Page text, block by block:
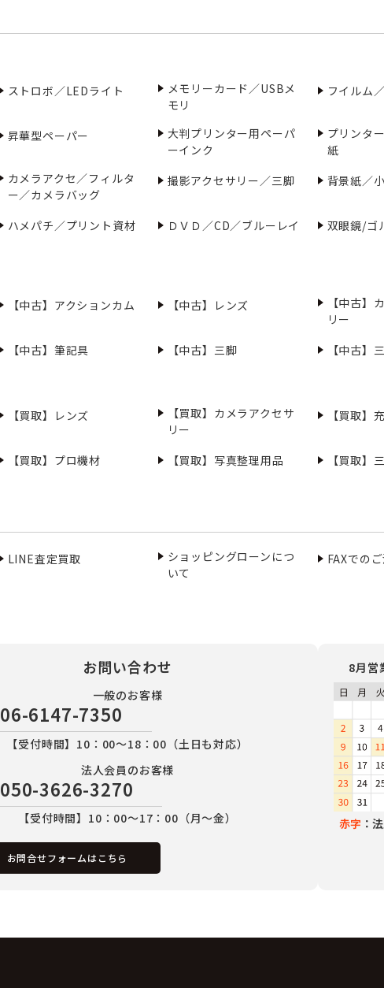
ストロボ／LEDライト
メモリーカード／USBメ
モリ
フイルム
昇華型ペーパー
大判プリンター用ペーパ
ーインク
プリンタ
紙
カメラアクセ／フィルタ
ー／カメラバッグ
撮影アクセサリー／三脚 背景紙／
ハメパチ／プリント資材 ＤＶＤ／CD／ブルーレイ 双眼鏡/ゴ
【中古】アクションカム 【中古】レンズ
【中古】
リー
【中古】筆記具 【中古】三脚 【中古】
【買取】レンズ
【買取】カメラアクセサ
リー
【買取】
【買取】プロ機材 【買取】写真整理用品 【買取】
LINE査定買取
ショッピングローンにつ
いて
FAXでの
お問い合わせ
一般のお客様
06-6147-7350
【受付時間】10：00～18：00（土日も対応）
法人会員のお客様
050-3626-3270
【受付時間】10：00～17：00（月～金）
お問合せフォームはこちら
8月営
赤字 ：